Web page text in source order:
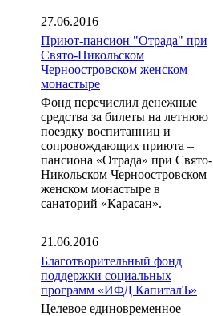
27.06.2016
Приют-пансион "Отрада" при
Свято-Никольском
Черноостровском женском
монастыре
Фонд перечислил денежные
средства за билеты на летнюю
поездку воспитанниц и
сопровождающих приюта –
пансиона «Отрада» при Свято-
Никольском Черноостровском
женском монастыре в
санаторий «Карасан».
21.06.2016
Благотворительный фонд
поддержки социальных
программ «ИФД КапиталЪ»
Целевое единовременное